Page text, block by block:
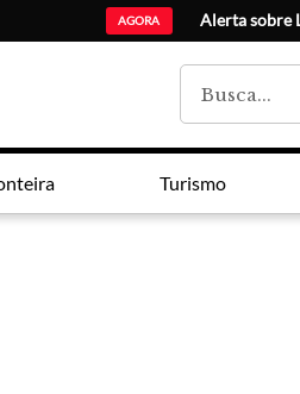
AGORA Catuaí Pallad
Turismo